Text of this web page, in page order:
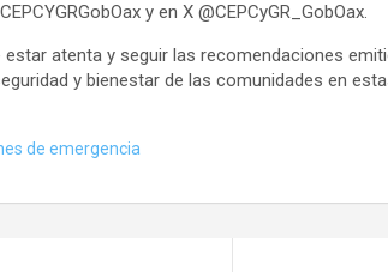
y en X @CEPCyGR_GobOax.
estar atenta y seguir las recomendaciones
y bienestar de las comunidades en
de emergencia